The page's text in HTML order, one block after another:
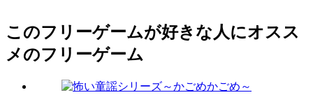
このフリーゲームが好きな人にオスス
メのフリーゲーム